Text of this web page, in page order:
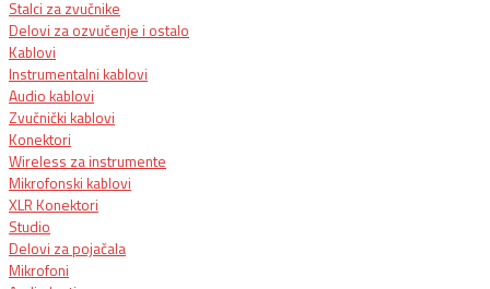
Stalci za zvučnike
Delovi za ozvučenje i ostalo
Kablovi
Instrumentalni kablovi
Audio kablovi
Zvučnički kablovi
Konektori
Wireless za instrumente
Mikrofonski kablovi
XLR Konektori
Studio
Delovi za pojačala
Mikrofoni